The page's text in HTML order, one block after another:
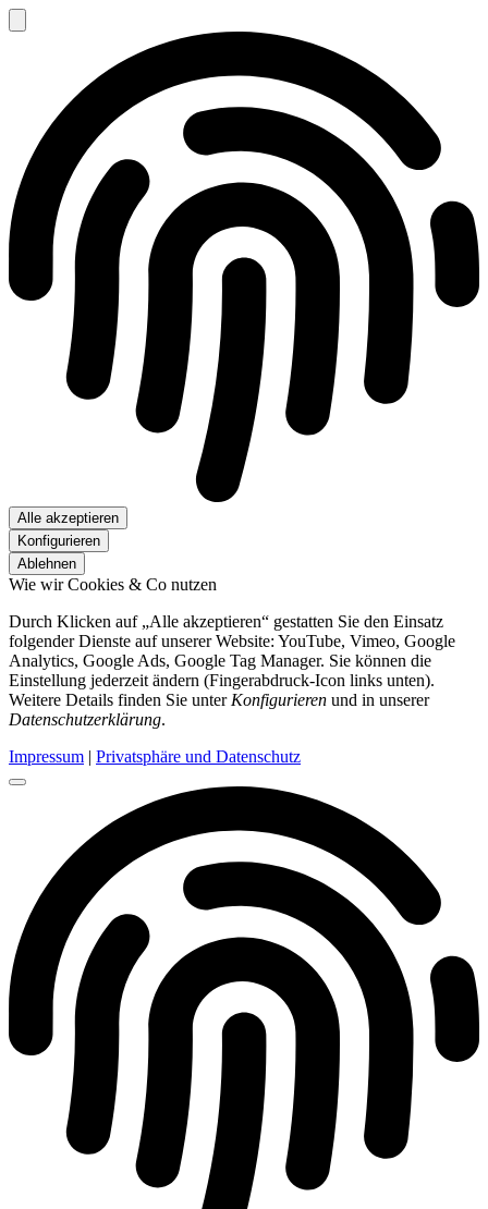
Alle akzeptieren
Konfigurieren
Ablehnen
Wie wir Cookies & Co nutzen
Durch Klicken auf „Alle akzeptieren“ gestatten Sie den Einsatz
folgender Dienste auf unserer Website: YouTube, Vimeo, Google
Analytics, Google Ads, Google Tag Manager. Sie können die
Einstellung jederzeit ändern (Fingerabdruck-Icon links unten).
Weitere Details finden Sie unter Konfigurieren und in unserer
Datenschutzerklärung.
Impressum | Privatsphäre und Datenschutz